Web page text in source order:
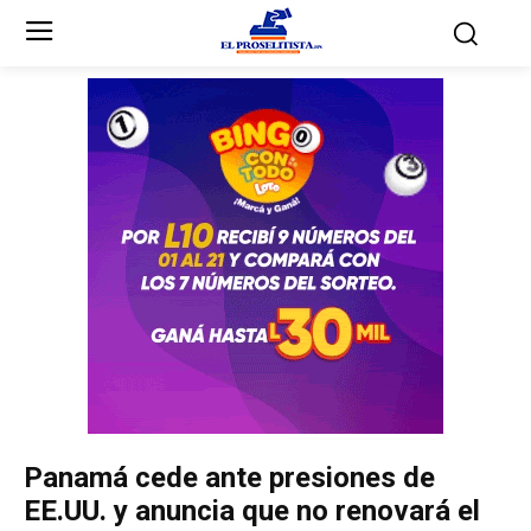
Partidos Políticos
Partido Liberal
Unificación Democrática
Anticorrupción
Partidos Políticos
Partido Liberal
Unificación Democrática
Anticorrupción
Panamá cede ante presiones de
EE.UU. y anuncia que no renovará el